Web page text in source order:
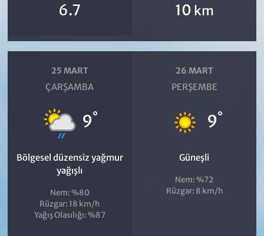
6.7 10 km
25 MART
ÇARŞAMBA
9°
Bölgesel düzensiz yağmur
yağışlı
Nem: %80
Rüzgar: 18 km/h
Yağış Olasılığı: %87
26 MART
PERŞEMBE
9°
Güneşli
Nem: %72
Rüzgar: 8 km/h